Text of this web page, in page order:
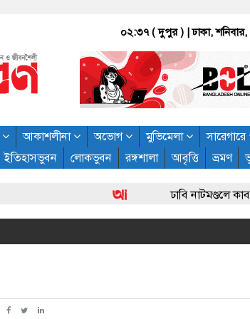
০২:৩৭ ( দুপুর ) | ঢাকা,
আকাশলীনা অভোগ মুভিমেলা সারেগারে
ইতিহাসভুবন লোকভুবন রঙ্গশালা আবৃত্তি ভ্রমণ
ঢাবি নাটমণ্ডলে